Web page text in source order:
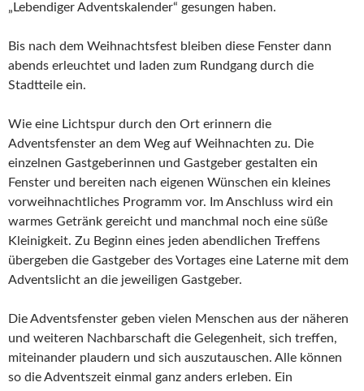
„Lebendiger Adventskalender“ gesungen haben.
Bis nach dem Weihnachtsfest bleiben diese Fenster dann
abends erleuchtet und laden zum Rundgang durch die
Stadtteile ein.
Wie eine Lichtspur durch den Ort erinnern die
Adventsfenster an dem Weg auf Weihnachten zu. Die
einzelnen Gastgeberinnen und Gastgeber gestalten ein
Fenster und bereiten nach eigenen Wünschen ein kleines
vorweihnachtliches Programm vor. Im Anschluss wird ein
warmes Getränk gereicht und manchmal noch eine süße
Kleinigkeit. Zu Beginn eines jeden abendlichen Treffens
übergeben die Gastgeber des Vortages eine Laterne mit dem
Adventslicht an die jeweiligen Gastgeber.
Die Adventsfenster geben vielen Menschen aus der näheren
und weiteren Nachbarschaft die Gelegenheit, sich treffen,
miteinander plaudern und sich auszutauschen. Alle können
so die Adventszeit einmal ganz anders erleben. Ein